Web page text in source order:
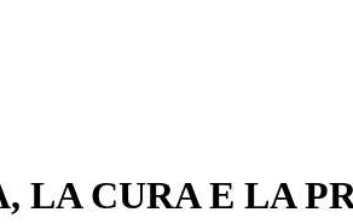
LA CURA E LA